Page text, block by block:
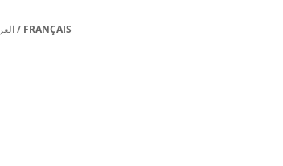
/ FRANÇAIS